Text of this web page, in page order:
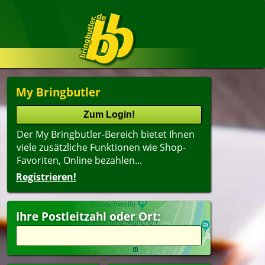
My Bringbutler
Der My Bringbutler-Bereich bietet Ihnen
viele zusätzliche Funktionen wie Shop-
Favoriten, Online bezahlen...
Registrieren!
Ihre Postleitzahl oder Ort: